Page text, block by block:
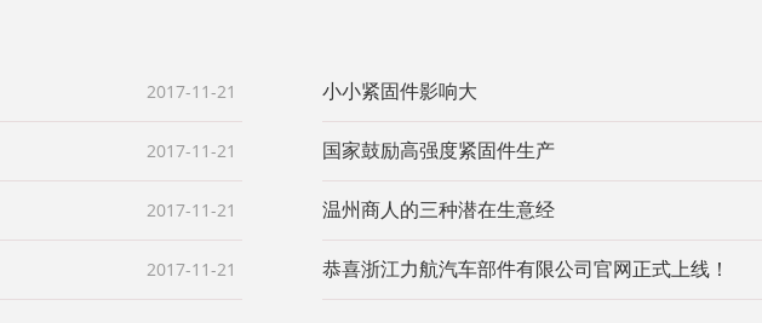
2017-11-21
2017-11-21
2017-11-21
2017-11-21
小小紧固件影响大
国家鼓励高强度紧固件生产
温州商人的三种潜在生意经
恭喜浙江力航汽车部件有限公司官网正式上线！